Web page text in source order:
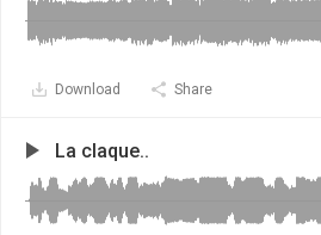
Download Share
La claque..